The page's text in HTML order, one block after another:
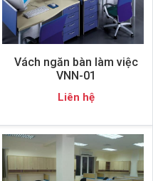
Vách ngăn bàn làm việc
VNN-01
Liên hệ